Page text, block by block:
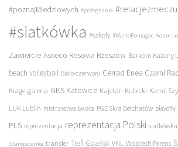
#poznajMiedziowych #pożegnania #relacjezmeczu
#siatkówka #szkoły #WartoPomagac Adam
Zawiercie Asseco Resovia Rzeszów Barkom Każany
beach volleyball Biało-czerwoni Cerrad Enea Czarni
Krage galeria GKS Katowice Kajetan Kubicki Kamil
LUK Lublin mistrzostwa świata PGE Skra Bełchatów playoffy
PLS reprezentacja reprezentacja Polski
Staropolanka transfer Trefl Gdańsk VNL Wojciech Ferens